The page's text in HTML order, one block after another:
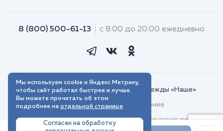
8 (800) 500-61-13 с 8:00 до 20:00 ежедневно
© 2018–2026. Интернет-магазин одежды «Наше»
Пользовательское соглашение
Договор присоединения для юридических лиц
Мы используем cookie и Яндекс Метрику,
чтобы сайт работал быстрее и лучше.
Вы можете прочитать об этом
подробнее на отдельной странице
Согласен на обработку